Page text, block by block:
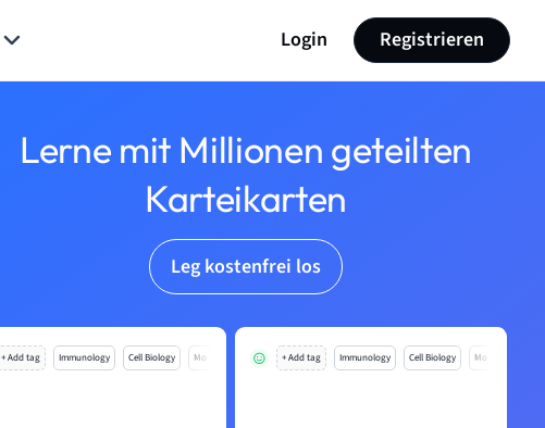
Login Registrieren
Lerne mit Millionen geteilten
Karteikarten
Leg kostenfrei los
+ Add tag Immunology Cell Biology Mo + Add tag Immunology Cell Biology Mo